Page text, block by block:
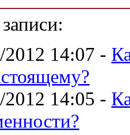
2012 14:07 -
2012 14:05 -